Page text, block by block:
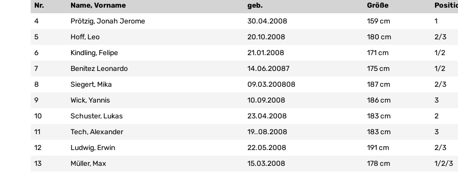
Nr. Name, Vorname geb. Größe
4
Prötzig, Jonah Jerome 30.04.2008 159 cm 1
5
Hoff, Leo 20.10.2008 180 cm 2/3
6
Kindling, Felipe 21.01.2008 171 cm 1/2
7
Benitez Leonardo 14.06.20087 175 cm 1/2
8
Siegert, Mika 09.03.200808 187 cm 2/3
9
Wick, Yannis 10.09.2008 186 cm 3
10
Schuster, Lukas 23.04.2008 183 cm 2
11
Tech, Alexander 19..08.2008 183 cm 3
12
Ludwig, Erwin 22.05.2008 191 cm 2/3
13
Müller, Max 15.03.2008 178 cm 1/2/3